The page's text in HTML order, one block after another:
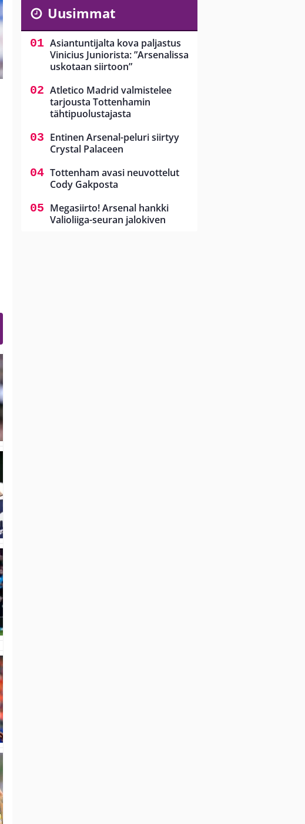
Uusimmat
Asiantuntijalta kova paljastus
Vinicius Juniorista: ”Arsenalissa
uskotaan siirtoon”
Atletico Madrid valmistelee
tarjousta Tottenhamin
tähtipuolustajasta
Entinen Arsenal-peluri siirtyy
Crystal Palaceen
Tottenham avasi neuvottelut
Cody Gakposta
Megasiirto! Arsenal hankki
Valioliiga-seuran jalokiven